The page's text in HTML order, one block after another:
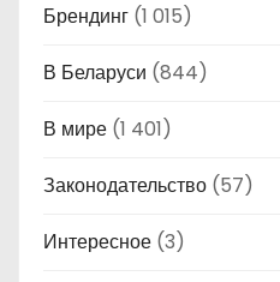
Брендинг (1 015)
В Беларуси (844)
В мире (1 401)
Законодательство (57)
Интересное (3)